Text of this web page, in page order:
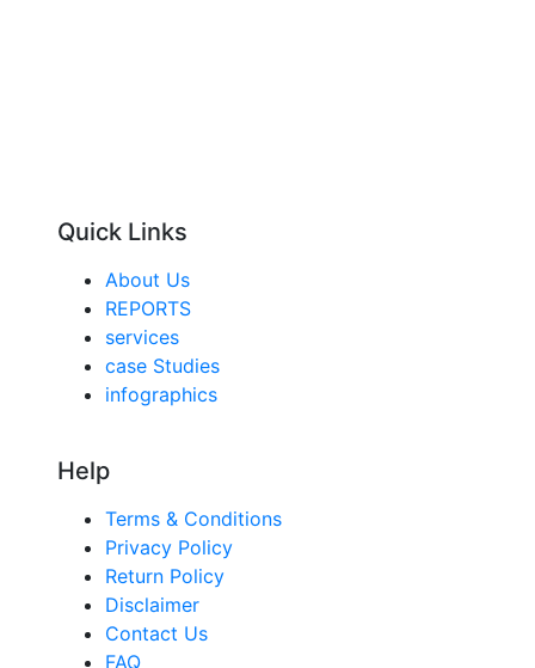
Quick Links
About Us
REPORTS
services
case Studies
infographics
Help
Terms & Conditions
Privacy Policy
Return Policy
Disclaimer
Contact Us
FAQ